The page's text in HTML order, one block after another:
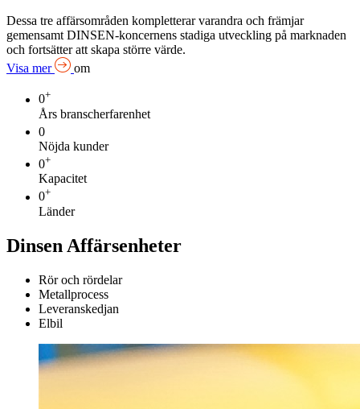
Dessa tre affärsområden kompletterar varandra och främjar
gemensamt DINSEN-koncernens stadiga utveckling på marknaden
och fortsätter att skapa större värde.
Visa mer
om
0+
Års branscherfarenhet
0
Nöjda kunder
0+
Kapacitet
0+
Länder
Dinsen Affärsenheter
Rör och rördelar
Metallprocess
Leveranskedjan
Elbil